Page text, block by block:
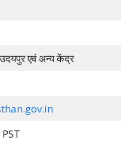
उदयपुर एवं अन्य केंद्र